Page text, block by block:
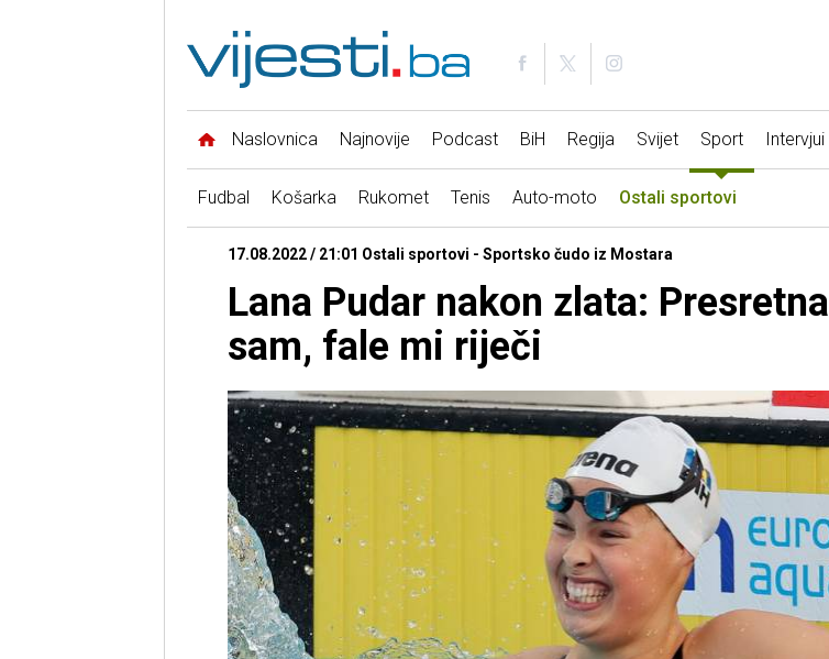
Naslovnica Najnovije Podcast BiH Regija Svijet Sport Intervjui
Fudbal Košarka Rukomet Tenis Auto-moto Ostali sportovi
17.08.2022 / 21:01 Ostali sportovi - Sportsko čudo iz Mostara
Lana Pudar nakon zlata: Presretna
sam, fale mi riječi